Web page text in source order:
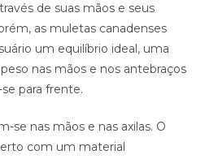
de suas mãos e seus
as muletas canadenses
um equilíbrio ideal, uma
nas mãos e nos antebraços
para frente.
se nas mãos e nas axilas. O
com um material